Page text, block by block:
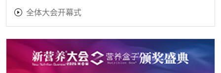
全体大会开幕式